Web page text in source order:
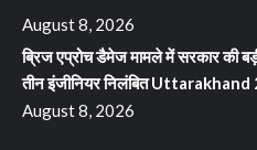
August 8, 2026
ब्रिज एप्रोच डैमेज मामले में सरकार की
तीन इंजीनियर निलंबित
August 8, 2026